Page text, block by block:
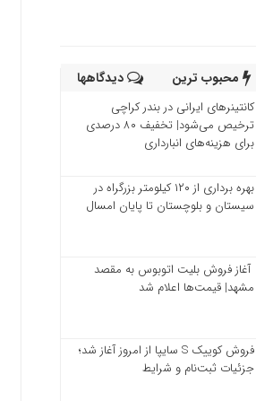
محبوب ترین دیدگاهها
کانتینرهای ایرانی در بندر کراچی
ترخیص می‌شود| تخفیف ۸۰ درصدی
برای هزینه‌های انبارداری
بهره برداری از ۱۲۰ کیلومتر بزرگراه در
سیستان و بلوچستان تا پایان امسال
آغاز فروش بلیت اتوبوس به مقصد
مشهد| قیمت‌ها اعلام شد
فروش کوییک S سایپا از امروز آغاز شد؛
جزئیات ثبت‌نام و شرایط